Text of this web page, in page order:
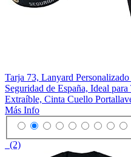
Tarja 73, Lanyard
Seguridad de España, Ideal
Extraíble, Cinta Cuello
Más Info
(2)